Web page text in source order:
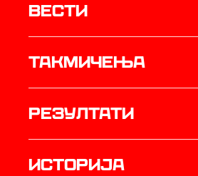
Вести
Такмичења
резултати
историја